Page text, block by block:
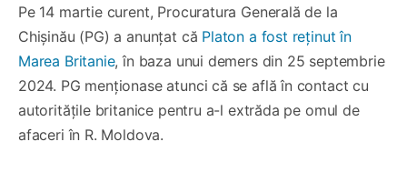
Pe 14 martie curent, Procuratura Generală de la
Chișinău (PG) a anunțat că Platon a fost reținut în
Marea Britanie, în baza unui demers din 25 septembrie
2024. PG menționase atunci că se află în contact cu
autoritățile britanice pentru a-l extrăda pe omul de
afaceri în R. Moldova.